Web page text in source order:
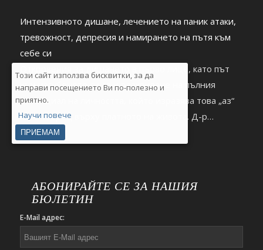
Интензивното дишане, лечението на паник атаки,
тревожност, депресия и намирането на пътя към
себе си
Откровения за дишането в първо лице, като път
към изгубеното си аз и разкриване на пълния
потенциал на личността, който изразява това „аз“
като творец върху платното на живота. Д-р
Димитър Тенчев гостува на Деляна Маринова
АБОНИРАЙТЕ СЕ ЗА НАШИЯ
БЮЛЕТИН
E-Mail адрес:
Този сайт използва бисквитки, за да
направи посещението Ви по-полезно и
приятно.
Научи повече
ПРИЕМАМ